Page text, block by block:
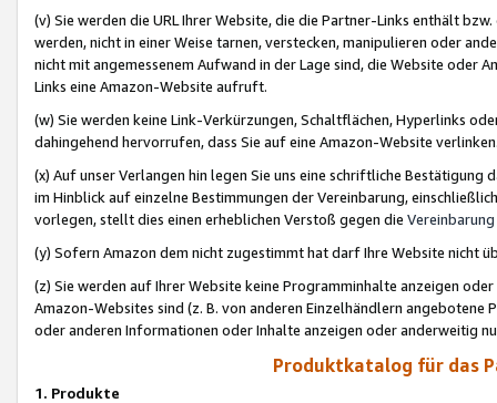
(v) Sie werden die URL Ihrer Website, die die Partner-Links enthält
werden, nicht in einer Weise tarnen, verstecken, manipulieren oder
nicht mit angemessenem Aufwand in der Lage sind, die Website oder
Links eine Amazon-Website aufruft.
(w) Sie werden keine Link-Verkürzungen, Schaltflächen, Hyperlinks
dahingehend hervorrufen, dass Sie auf eine Amazon-Website
(x) Auf unser Verlangen hin legen Sie uns eine schriftliche
im Hinblick auf einzelne Bestimmungen der Vereinbarung,
vorlegen, stellt dies einen erheblichen Verstoß gegen die Vereinbarung
(y) Sofern Amazon dem nicht zugestimmt hat darf Ihre Website nicht
(z) Sie werden auf Ihrer Website keine Programminhalte anzeigen
Amazon-Websites sind (z. B. von anderen Einzelhändlern
oder anderen Informationen oder Inhalte anzeigen oder anderweitig
Produktkatalog für das
1. Produkte